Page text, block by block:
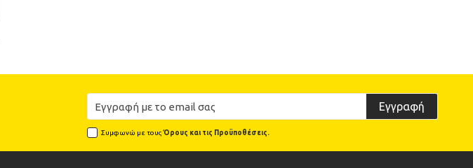
Εγγραφή
Συμφωνώ με τουςΌρους και τις Προϋποθέσεις.